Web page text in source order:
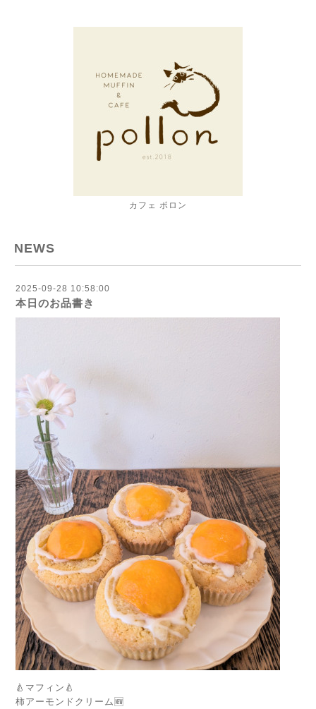
カフェ ポロン
NEWS
2025-09-28 10:58:00
本日のお品書き
🍐マフィン🍐
柿アーモンドクリーム🆕